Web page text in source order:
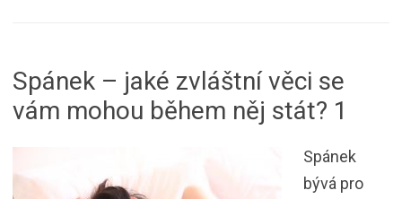
Spánek – jaké zvláštní věci se
vám mohou během něj stát? 1
Spánek
bývá pro